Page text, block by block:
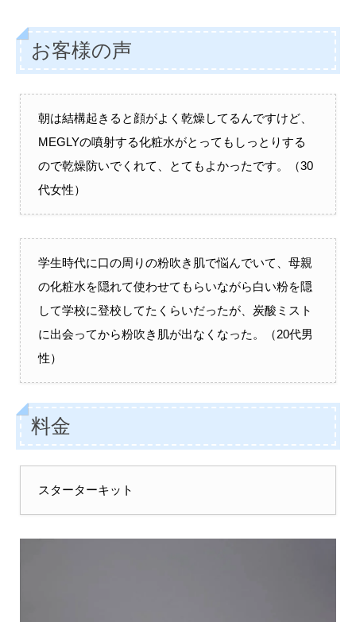
お客様の声
朝は結構起きると顔がよく乾燥してるんですけど、
MEGLYの噴射する化粧水がとってもしっとりする
ので乾燥防いでくれて、とてもよかったです。（30
代女性）
学生時代に口の周りの粉吹き肌で悩んでいて、母親
の化粧水を隠れて使わせてもらいながら白い粉を隠
して学校に登校してたくらいだったが、炭酸ミスト
に出会ってから粉吹き肌が出なくなった。（20代男
性）
料金
スターターキット